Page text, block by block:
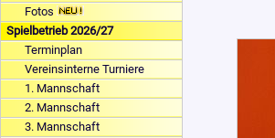
Fotos
Spielbetrieb 2026/27
Terminplan
Vereinsinterne Turniere
1. Mannschaft
2. Mannschaft
3. Mannschaft